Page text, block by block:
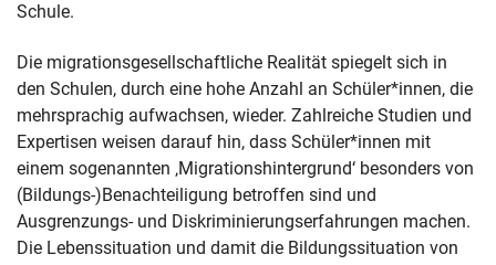
Schule.
Die migrationsgesellschaftliche Realität spiegelt sich in
den Schulen, durch eine hohe Anzahl an Schüler*innen, die
mehrsprachig aufwachsen, wieder. Zahlreiche Studien und
Expertisen weisen darauf hin, dass Schüler*innen mit
einem sogenannten ‚Migrationshintergrund‘ besonders von
(Bildungs-)Benachteiligung betroffen sind und
Ausgrenzungs- und Diskriminierungserfahrungen machen.
Die Lebenssituation und damit die Bildungssituation von